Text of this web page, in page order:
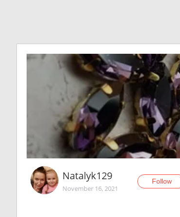
Natalyk129
November 16, 2021
Follow